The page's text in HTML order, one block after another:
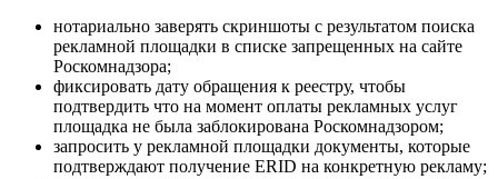
нотариально заверять скриншоты с результатом поиска
рекламной площадки в списке запрещенных на сайте
Роскомнадзора;
фиксировать дату обращения к реестру, чтобы
подтвердить что на момент оплаты рекламных услуг
площадка не была заблокирована Роскомнадзором;
запросить у рекламной площадки документы, которые
подтверждают получение ERID на конкретную рекламу;